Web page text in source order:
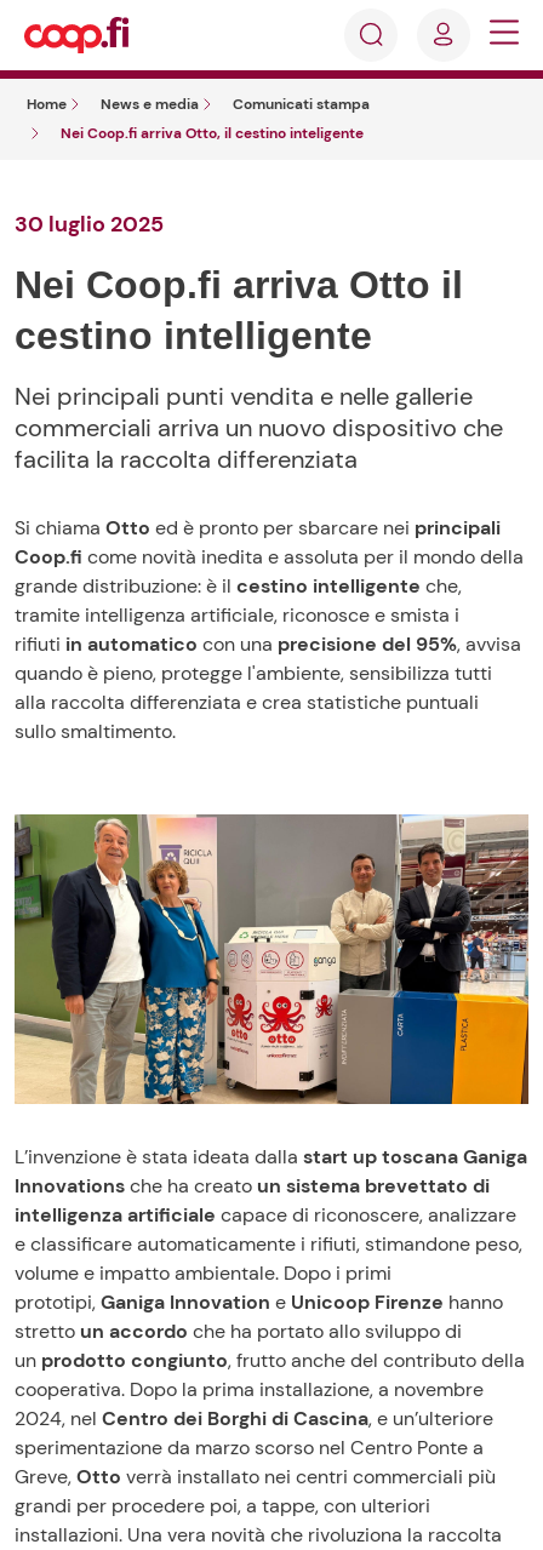
Accedi
Registrati
Home News e media
Comunicati stampa
Nei Coop.fi arriva Otto, il cestino inteligente
30 luglio 2025
Nei Coop.fi arriva Otto il
cestino intelligente
Nei principali punti vendita e nelle gallerie
commerciali arriva un nuovo dispositivo che
facilita la raccolta differenziata
Si chiama Otto ed è pronto per sbarcare nei principali
Coop.fi come novità inedita e assoluta per il mondo della
grande distribuzione: è il cestino intelligente che,
tramite intelligenza artificiale, riconosce e smista i
rifiuti in automatico con una precisione del 95%, avvisa
quando è pieno, protegge l'ambiente, sensibilizza tutti
alla raccolta differenziata e crea statistiche puntuali
sullo smaltimento.
L’invenzione è stata ideata dalla start up toscanaGaniga
Innovationsche ha creato un sistema brevettato di
intelligenza artificiale capace di riconoscere, analizzare
e classificare automaticamente i rifiuti, stimandone peso,
volume e impatto ambientale. Dopo i primi
prototipi,Ganiga Innovation e Unicoop Firenze hanno
stretto un accordo che ha portato allo sviluppo di
un prodotto congiunto, frutto anche del contributo della
cooperativa. Dopo la prima installazione, a novembre
2024, nel Centro dei Borghi di Cascina, e un’ulteriore
sperimentazione da marzo scorso nel Centro Ponte a
Greve,Otto verrà installato nei centri commerciali più
grandi per procedere poi, a tappe, con ulteriori
installazioni. Una vera novità che rivoluziona la raccolta